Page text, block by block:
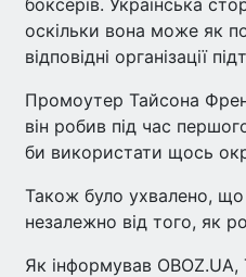
боксерів. Українська
оскільки вона може як
відповідні організації
Промоутер Тайсона
він робив під час
би використати щось
Також було ухвалено,
незалежно від того, як
Як інформував